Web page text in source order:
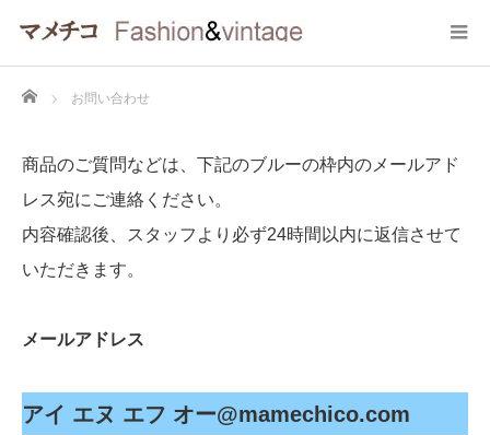
Home お問い合わせ
商品のご質問などは、下記のブルーの枠内のメールアド
レス宛にご連絡ください。
内容確認後、スタッフより必ず24時間以内に返信させて
いただきます。
メールアドレス
アイ エヌ エフ オー@mamechico.com